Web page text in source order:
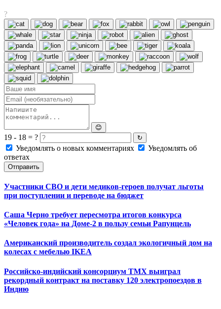
?
😊
19 - 18 = ? ↻
Уведомлять о новых комментариях
Уведомлять об
ответах
Отправить
Участники СВО и дети медиков-героев получат льготы
при поступлении и переводе на бюджет
Саша Черно требует пересмотра итогов конкурса
«Человек года» на Доме-2 в пользу семьи Рапунцель
Американский производитель создал экологичный дом на
колесах с мебелью IKEA
Российско-индийский консорциум ТМХ выиграл
рекордный контракт на поставку 120 электропоездов в
Индию